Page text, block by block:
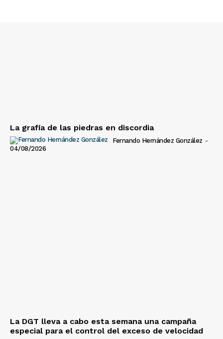
La grafía de las piedras en discordia
Fernando Hernández González -
04/08/2026
La DGT lleva a cabo esta semana una campaña
especial para el control del exceso de velocidad